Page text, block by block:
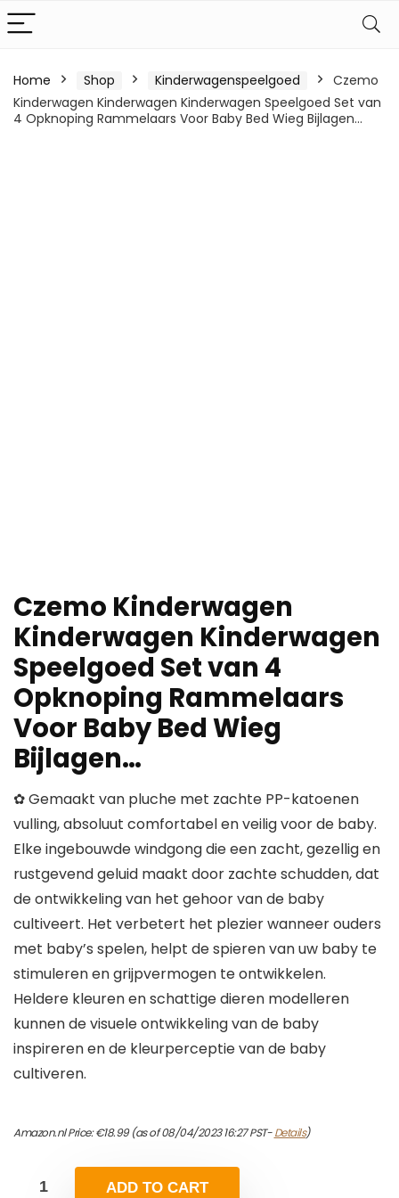
Home Shop Kinderwagenspeelgoed
Czemo
Kinderwagen Kinderwagen Kinderwagen Speelgoed Set van
4 Opknoping Rammelaars Voor Baby Bed Wieg Bijlagen…
Czemo Kinderwagen
Kinderwagen Kinderwagen
Speelgoed Set van 4
Opknoping Rammelaars
Voor Baby Bed Wieg
Bijlagen…
✿ Gemaakt van pluche met zachte PP-katoenen
vulling, absoluut comfortabel en veilig voor de baby.
Elke ingebouwde windgong die een zacht, gezellig en
rustgevend geluid maakt door zachte schudden, dat
de ontwikkeling van het gehoor van de baby
cultiveert. Het verbetert het plezier wanneer ouders
met baby’s spelen, helpt de spieren van uw baby te
stimuleren en grijpvermogen te ontwikkelen.
Heldere kleuren en schattige dieren modelleren
kunnen de visuele ontwikkeling van de baby
inspireren en de kleurperceptie van de baby
cultiveren.
Amazon.nl Price:€18.99(as of 08/04/2023 16:27 PST-Details)
ADD TO CART